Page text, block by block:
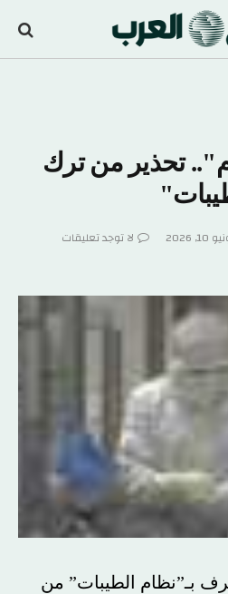
تحذير من ترك
2026
لا توجد تعليقات
بـ”نظام الطيبات” من